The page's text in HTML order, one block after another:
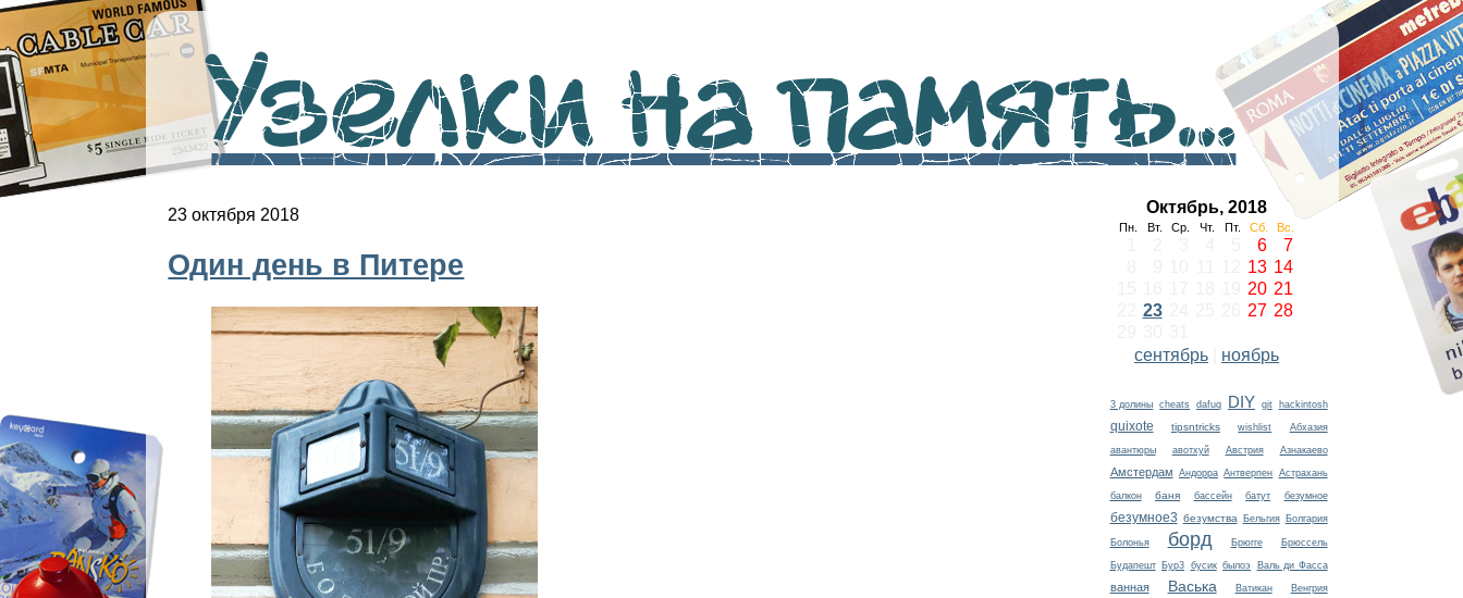
Узелки на память...
Октябрь, 2018
Пн. Вт. Ср. Чт. Пт. Сб. Вс.
6
7
13 14
20 21
23 27 28
сентябрь
ноябрь
3 долины cheats dafuq DIY git hackintosh
quixote tipsntricks wishlist Абхазия
авантюры авотхуй Австрия Азнакаево
Амстердам Андорра Антверпен Астрахань
балкон баня бассейн батут безумное
безумное3 безумства Бельгия Болгария
Болонья борд Брюгге Брюссель
Будапешт Бур3 бусик былоэ Валь ди Фасса
ванная Васька Ватикан Венгрия
23 октября 2018
Один день в Питере